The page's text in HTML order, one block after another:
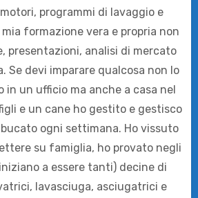
programmi di lavaggio e
formazione vera e propria non
presentazioni, analisi di mercato
Se devi imparare qualcosa non lo
in un ufficio ma anche a casa nel
e un cane ho gestito e gestisco
ogni settimana. Ho vissuto
su famiglia, ho provato negli
a essere tanti) decine di
lavasciuga, asciugatrici e